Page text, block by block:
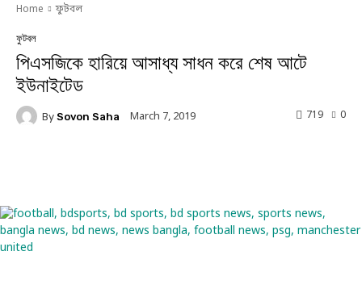
Home ফুটবল
ফুটবল
পিএসজিকে হারিয়ে আসাধ্য সাধন করে শেষ আটে
ইউনাইটেড
By Sovon Saha March 7, 2019 0
719